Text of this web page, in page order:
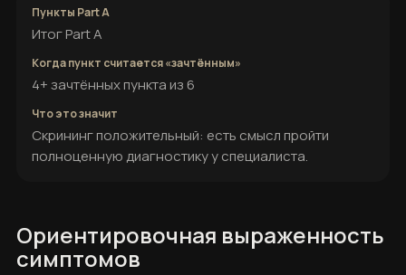
Итог Part A
4+ зачтённых пункта из 6
Скрининг положительный: есть смысл пройти
полноценную диагностику у специалиста.
Ориентировочная выраженность
симптомов